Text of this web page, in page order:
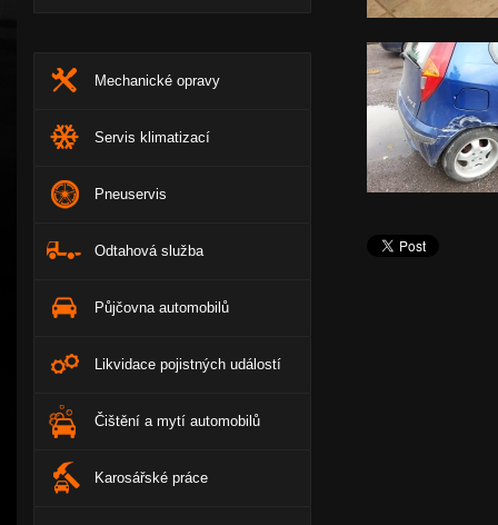
Mechanické opravy
Servis klimatizací
Pneuservis
Odtahová služba
Půjčovna automobilů
Likvidace pojistných událostí
Čištění a mytí automobilů
Karosářské práce